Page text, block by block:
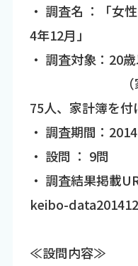
・ 調査名 ：「女
4年12月」
・ 調査対象：20
（家計簿
75人、家計簿を付
・ 調査期間：
・ 設問 ： 9問
・ 調査結果掲
keibo-
≪設問内容≫